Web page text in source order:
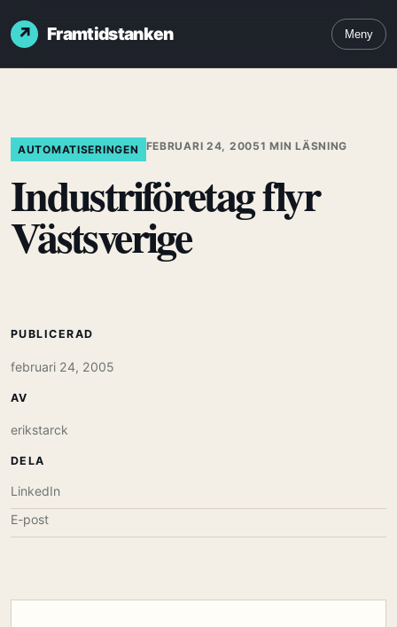
Framtidstanken Meny
AUTOMATISERINGEN FEBRUARI 24, 20051 MIN LÄSNING
Industriföretag flyr
Västsverige
PUBLICERAD
februari 24, 2005
AV
erikstarck
DELA
LinkedIn
E-post